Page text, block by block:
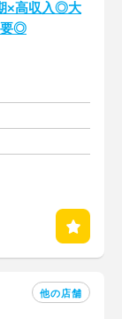
×高収入◎大
要◎
他の店舗